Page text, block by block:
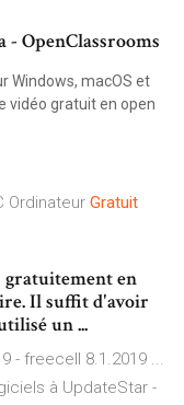
OpenClassrooms
Windows, macOS et
vidéo gratuit en open
Ordinateur Gratuit
en
Il suffit d'avoir
un ...
- freecell 8.1.2019 ...
à UpdateStar -